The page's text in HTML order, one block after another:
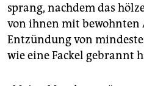
sprang, nachdem das
von ihnen mit bewohnten
Entzündung von
wie eine Fackel gebrannt